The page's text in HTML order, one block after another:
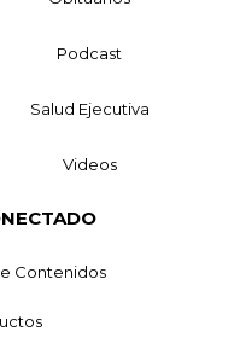
Podcast
Salud Ejecutiva
Videos
Contenidos